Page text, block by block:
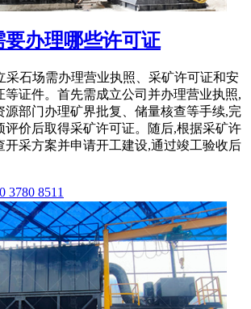
要办理哪些许可证
采石场需办理营业执照、采矿许可证和安
等证件。首先需成立公司并办理营业执照,
源部门办理矿界批复、储量核查等手续,完
评价后取得采矿许可证。随后,根据采矿许
开采方案并申请开工建设,通过竣工验收后
3780 8511